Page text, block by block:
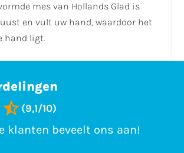
mes van Hollands Glad is
en vult uw hand, waardoor het
hand ligt.
(9,1/10)
klanten beveelt ons aan!